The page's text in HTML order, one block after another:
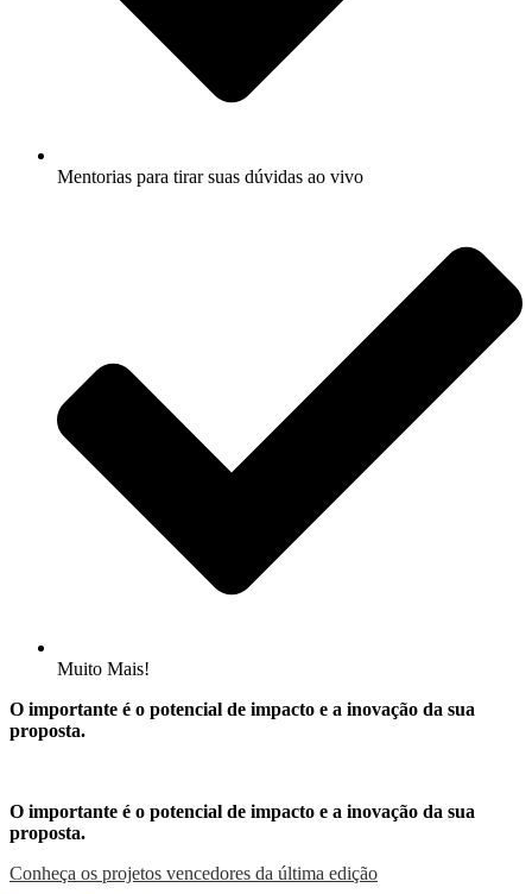
Mentorias para tirar suas dúvidas ao vivo
Muito Mais!
O importante é o potencial de impacto e a inovação da sua
proposta.
O importante é o potencial de impacto e a inovação da sua
proposta.
Conheça os projetos vencedores da última edição